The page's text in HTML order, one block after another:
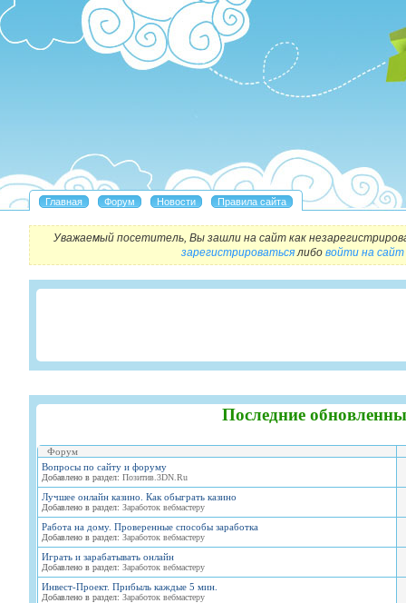
Уважаемый посетитель, Вы зашли на сайт как
зарегистрироватьсялибо войти на сайт
Последние
Форум
Вопросы по сайту и форуму
Добавлено в раздел: Позитив.3DN.Ru
Лучшее онлайн казино. Как обыграть казино
Добавлено в раздел: Заработок вебмастеру
Работа на дому. Проверенные способы заработка
Добавлено в раздел: Заработок вебмастеру
Играть и зарабатывать онлайн
Добавлено в раздел: Заработок вебмастеру
Инвест-Проект. Прибыль каждые 5 мин.
Добавлено в раздел: Заработок вебмастеру